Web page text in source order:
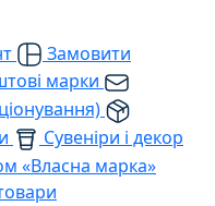
Замовити
марки
Сувеніри і декор
«Власна марка»